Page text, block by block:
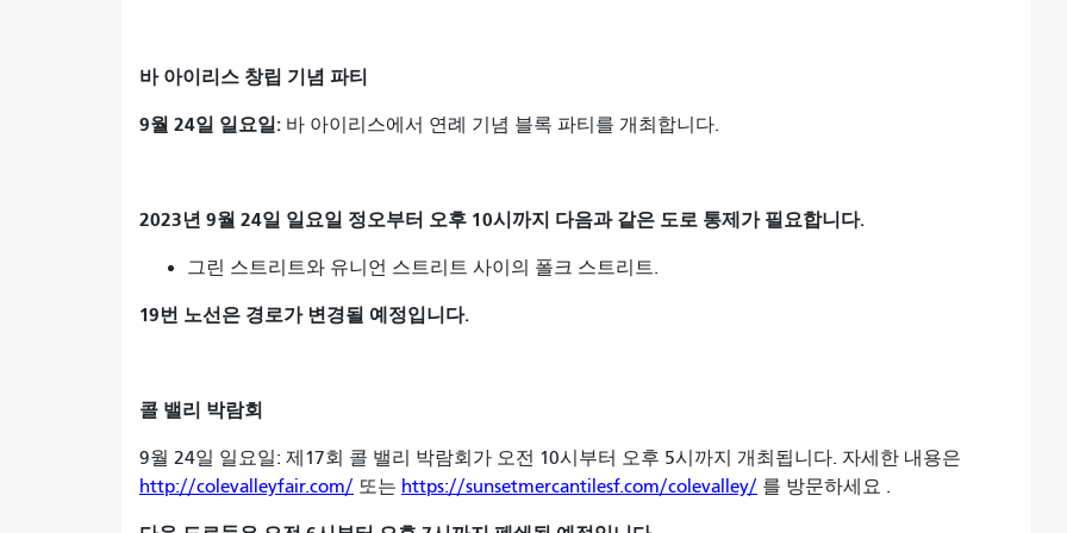
바 아이리스 창립 기념 파티
9월 24일 일요일: 바 아이리스에서 연례 기념 블록 파티를 개최합니다.
2023년 9월 24일 일요일 정오부터 오후 10시까지 다음과 같은 도로 통제가 필요합니다.
그린 스트리트와 유니언 스트리트 사이의 폴크 스트리트.
19번 노선은 경로가 변경될 예정입니다.
콜 밸리 박람회
9월 24일 일요일: 제17회 콜 밸리 박람회가 오전 10시부터 오후 5시까지 개최됩니다. 자세한 내용은
http://colevalleyfair.com/ 또는 https://sunsetmercantilesf.com/colevalley/ 를 방문하세요 .